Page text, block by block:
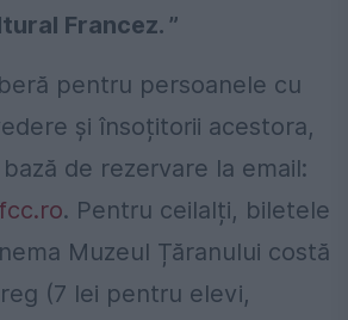
Francez. ”
pentru persoanele cu
și însoțitorii acestora,
de rezervare la email:
. Pentru ceilalți, biletele
Muzeul Țăranului costă
(7 lei pentru elevi,